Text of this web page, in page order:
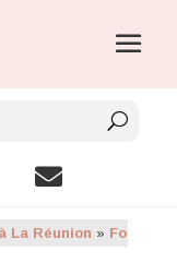

La Réunion »